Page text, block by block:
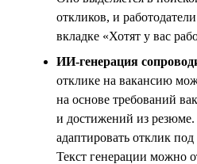
откликов, и
вкладке «Хотят у вас
ИИ-генерация
отклике на вакансию
на основе требований
и достижений из
адаптировать отклик
Текст генерации можно